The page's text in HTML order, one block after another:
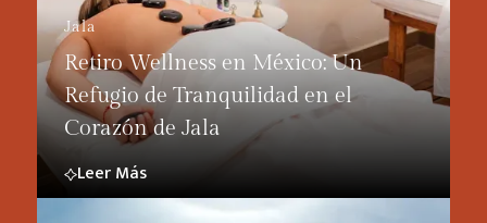
Jala
Retiro Wellness en México: Un
Refugio de Tranquilidad en el
Corazón de Jala
Leer Más